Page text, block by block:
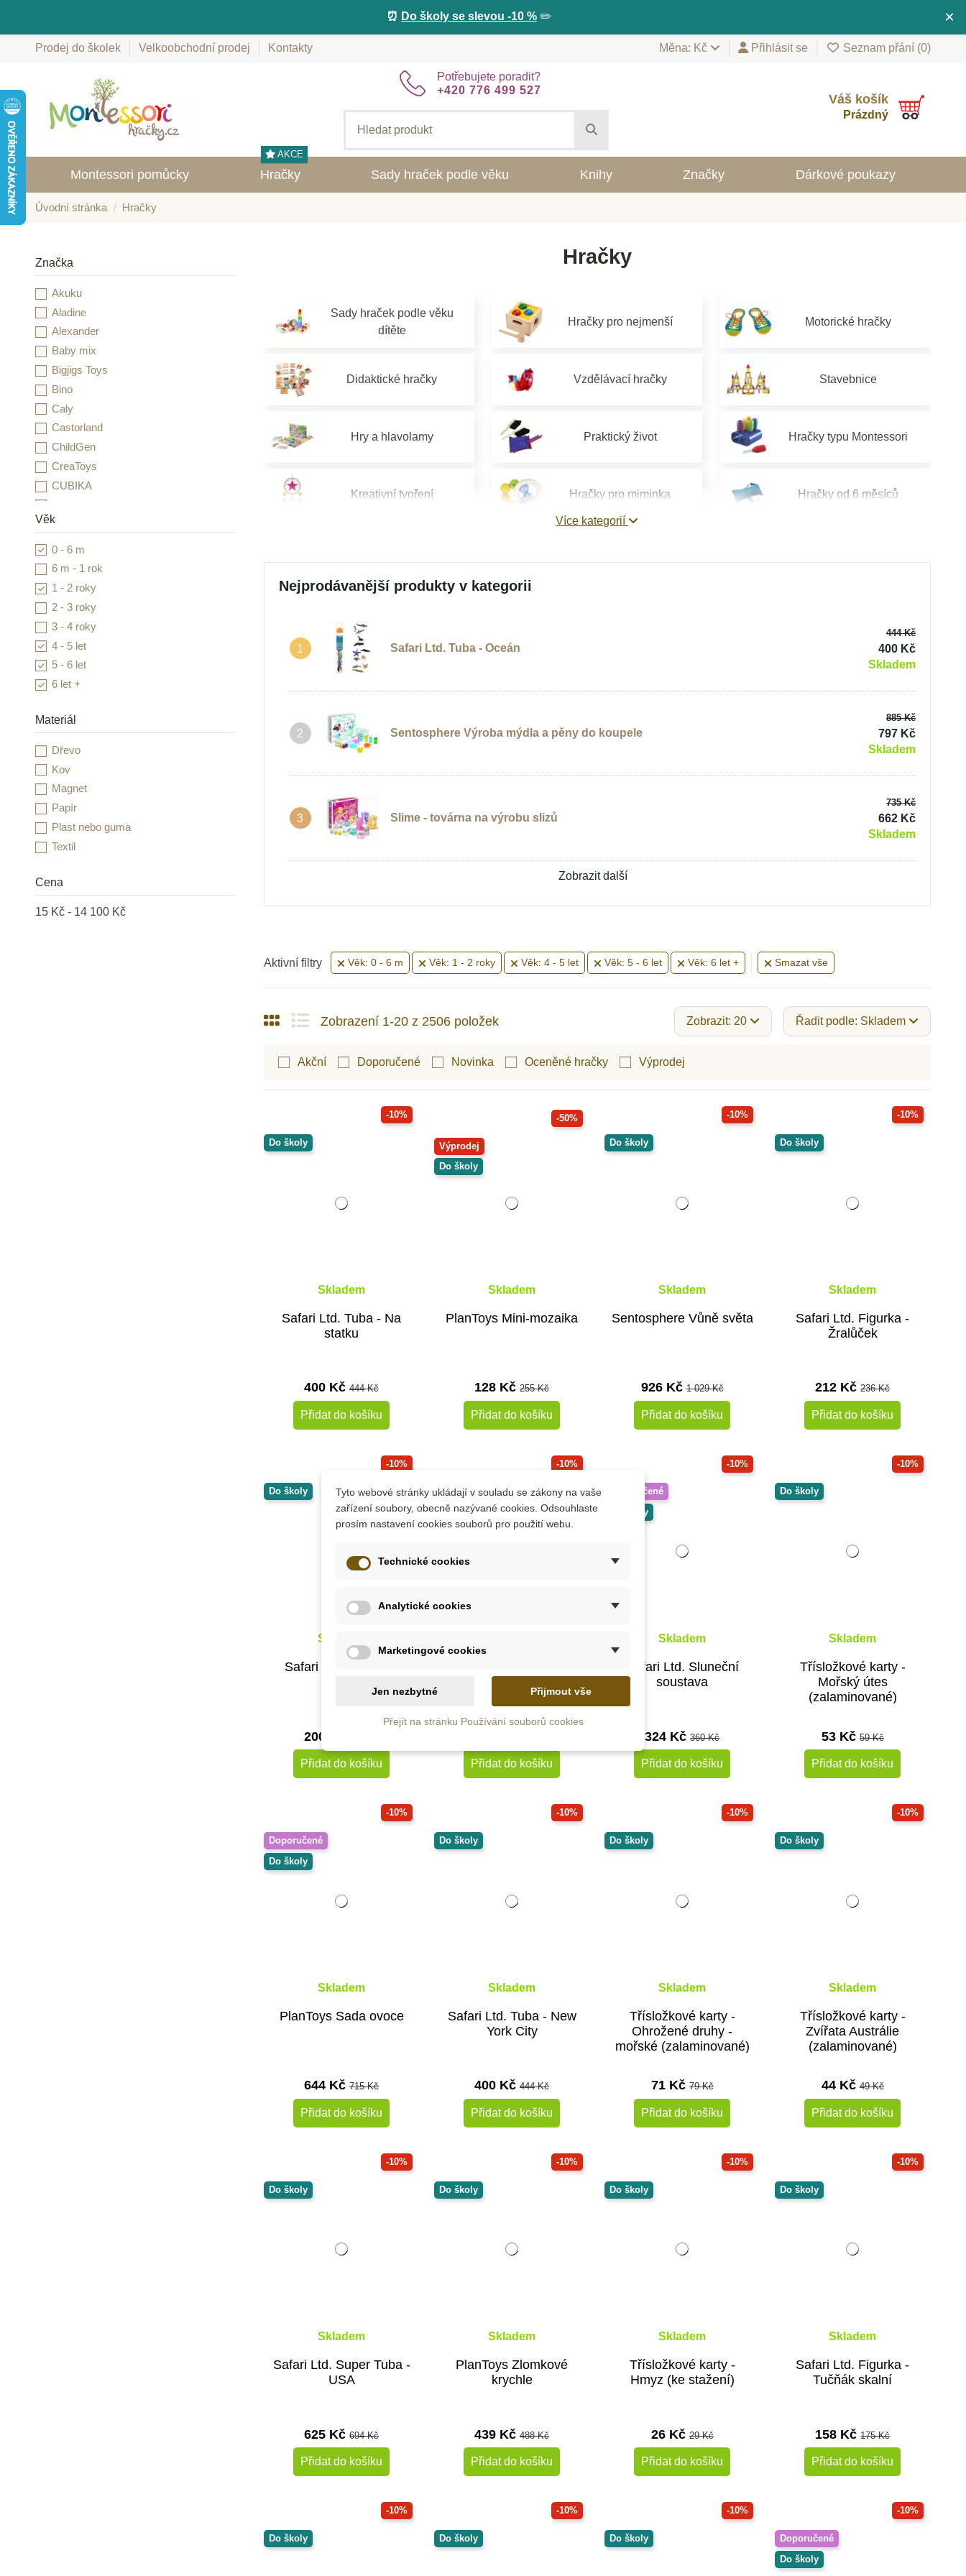
×
⏰ Do školy se slevou -10 % ✏️
Prodej do školek Velkoobchodní prodej Kontakty Měna: Kč Přihlásit se Seznam přání (0)
Potřebujete poradit?
+420 776 499 527
Váš košík
Prázdný
Montessori pomůcky Hračky
AKCE
Sady hraček podle věku Knihy Značky Dárkové poukazy
Úvodní stránka Hračky
Hračky
Sady hraček podle věku
dítěte
Hračky pro nejmenší Motorické hračky
Didaktické hračky Vzdělávací hračky Stavebnice
Hry a hlavolamy Praktický život Hračky typu Montessori
Kreativní tvoření Hračky pro miminka Hračky od 6 měsíců
Více kategorií
Nejprodávanější produkty v kategorii
1 Safari Ltd. Tuba - Oceán
444 Kč
400 Kč
Skladem
2 Sentosphere Výroba mýdla a pěny do koupele
885 Kč
797 Kč
Skladem
3 Slime - továrna na výrobu slizů
735 Kč
662 Kč
Skladem
Zobrazit další
Aktivní filtry Věk: 0 - 6 m Věk: 1 - 2 roky Věk: 4 - 5 let Věk: 5 - 6 let Věk: 6 let + Smazat vše
Zobrazení 1-20 z 2506 položek Zobrazit: 20 Řadit podle: Skladem
Akční Doporučené Novinka Oceněné hračky Výprodej
-10%
Do školy
Skladem
Safari Ltd. Tuba - Na
statku
400 Kč444 Kč
Přidat do košíku
-50%
Výprodej
Do školy
Skladem
PlanToys Mini-mozaika
128 Kč255 Kč
Přidat do košíku
-10%
Do školy
Skladem
Sentosphere Vůně světa
926 Kč1 029 Kč
Přidat do košíku
-10%
Do školy
Skladem
Safari Ltd. Figurka -
Žralůček
212 Kč236 Kč
Přidat do košíku
-10%
Do školy
Skladem
Safari Ltd. Figurka -
200 Kč
Přidat do košíku
-10%
Do školy
Přidat do košíku
-10%
Doporučené
Do školy
Skladem
Safari Ltd. Sluneční
soustava
324 Kč360 Kč
Přidat do košíku
-10%
Do školy
Skladem
Třísložkové karty -
Mořský útes
(zalaminované)
53 Kč 59 Kč
Přidat do košíku
-10%
Doporučené
Do školy
Skladem
PlanToys Sada ovoce
644 Kč715 Kč
Přidat do košíku
-10%
Do školy
Skladem
Safari Ltd. Tuba - New
York City
400 Kč444 Kč
Přidat do košíku
-10%
Do školy
Skladem
Třísložkové karty -
Ohrožené druhy -
mořské (zalaminované)
71 Kč79 Kč
Přidat do košíku
-10%
Do školy
Skladem
Třísložkové karty -
Zvířata Austrálie
(zalaminované)
44 Kč 49 Kč
Přidat do košíku
-10%
Do školy
Skladem
Safari Ltd. Super Tuba -
USA
625 Kč694 Kč
Přidat do košíku
-10%
Do školy
Skladem
PlanToys Zlomkové
krychle
439 Kč488 Kč
Přidat do košíku
-10%
Do školy
Skladem
Třísložkové karty -
Hmyz (ke stažení)
26 Kč29 Kč
Přidat do košíku
-10%
Do školy
Skladem
Safari Ltd. Figurka -
Tučňák skalní
158 Kč175 Kč
Přidat do košíku
-10%
Do školy
-10%
Do školy
-10%
Do školy
-10%
Doporučené
Do školy
Značka
Akuku
Aladine
Alexander
Baby mix
Bigjigs Toys
Bino
Caly
Castorland
ChildGen
CreaToys
CUBIKA
Djeco
Duhová kočka
Dvě děti
Educo
Esence
Essdee
Folia
Goki
Grafix
HOLZTIGER
Infantino
INFOA
Janod
JIRI MODELS a.s.
Kidedu
Kid O
Learning Resources
Little Dutch
Lucy & Leo
Věk
0 - 6 m
6 m - 1 rok
1 - 2 roky
2 - 3 roky
3 - 4 roky
4 - 5 let
5 - 6 let
6 let +
Materiál
Dřevo
Kov
Magnet
Papír
Plast nebo guma
Textil
Cena
15 Kč - 14 100 Kč
Tyto webové stránky ukládají v souladu se zákony na vaše
zařízení soubory, obecně nazývané cookies. Odsouhlaste
prosím nastavení cookies souborů pro použití webu.
Technické cookies
Analytické cookies
Marketingové cookies
Jen nezbytné Přijmout vše
Přejít na stránku Používání souborů cookies